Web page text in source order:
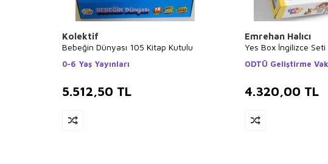
Kolektif
Bebeğin Dünyası 105 Kitap Kutulu
0-6 Yaş Yayınları
5.512,50 TL
Emrehan Halıcı
Yes Box İngilizce Seti
ODTÜ Geliştirme
4.320,00 TL